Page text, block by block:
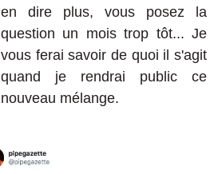
en dire plus, vous posez la
question un mois trop tôt... Je
vous ferai savoir de quoi il s'agit
quand je rendrai public ce
nouveau mélange.